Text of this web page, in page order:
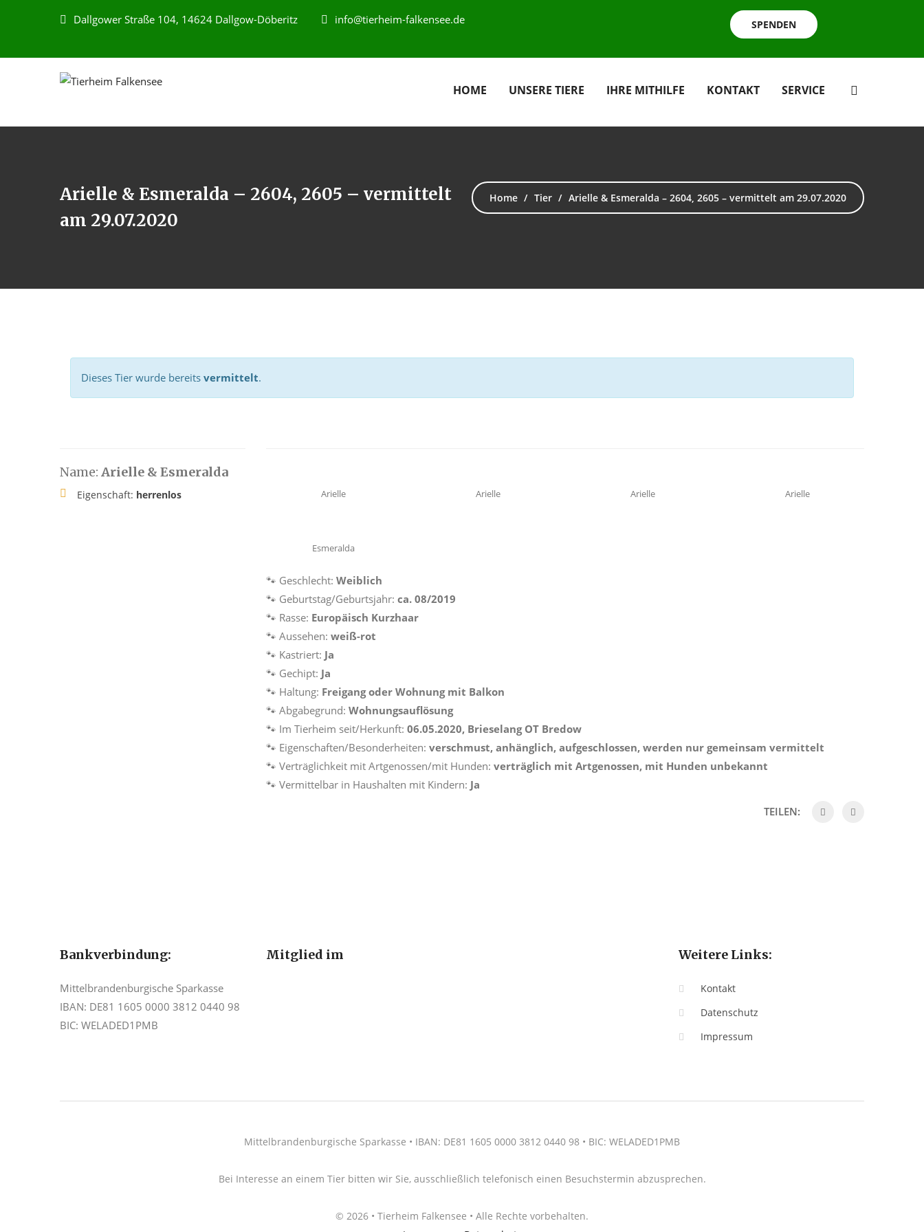
Dallgower Straße 104, 14624 Dallgow-Döberitz info@tierheim-falkensee.de SPENDEN
HOME UNSERE TIERE IHRE MITHILFE KONTAKT SERVICE
Arielle & Esmeralda – 2604, 2605 – vermittelt
am 29.07.2020
Home Tier Arielle & Esmeralda – 2604, 2605 – vermittelt am 29.07.2020
Dieses Tier wurde bereits vermittelt.
Name: Arielle & Esmeralda
Eigenschaft: herrenlos Arielle Arielle Arielle Arielle
Esmeralda
🐾 Geschlecht: Weiblich
🐾 Geburtstag/Geburtsjahr: ca. 08/2019
🐾 Rasse: Europäisch Kurzhaar
🐾 Aussehen: weiß-rot
🐾 Kastriert: Ja
🐾 Gechipt: Ja
🐾 Haltung: Freigang oder Wohnung mit Balkon
🐾 Abgabegrund: Wohnungsauflösung
🐾 Im Tierheim seit/Herkunft: 06.05.2020, Brieselang OT Bredow
🐾 Eigenschaften/Besonderheiten: verschmust, anhänglich, aufgeschlossen, werden nur gemeinsam vermittelt
🐾 Verträglichkeit mit Artgenossen/mit Hunden: verträglich mit Artgenossen, mit Hunden unbekannt
🐾 Vermittelbar in Haushalten mit Kindern: Ja
TEILEN:
Bankverbindung:
Mittelbrandenburgische Sparkasse
IBAN: DE81 1605 0000 3812 0440 98
BIC: WELADED1PMB
Mitglied im Weitere Links:
Kontakt
Datenschutz
Impressum
Mittelbrandenburgische Sparkasse • IBAN: DE81 1605 0000 3812 0440 98 • BIC: WELADED1PMB
Bei Interesse an einem Tier bitten wir Sie, ausschließlich telefonisch einen Besuchstermin abzusprechen.
© 2026 • Tierheim Falkensee • Alle Rechte vorbehalten.